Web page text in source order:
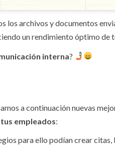
los archivos y documentos
un rendimiento óptimo de
interna?
a continuación nuevas
empleados:
para ello podían crear citas,